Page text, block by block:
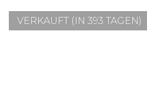
VERKAUFT (IN 393 TAGEN)